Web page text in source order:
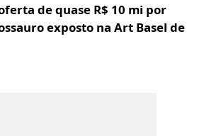
de quase R$ 10 mi por
exposto na Art Basel de